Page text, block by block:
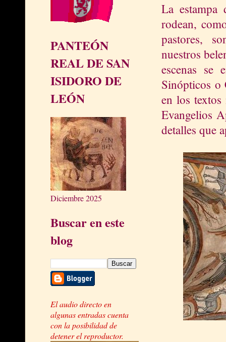
PANTEÓN
REAL DE SAN
ISIDORO DE
LEÓN
Diciembre 2025
Buscar en este
blog
El audio directo en
algunas entradas cuenta
con la posibilidad de
detener el reproductor.
La estampa
rodean,
pastores,
nuestros
escenas se
Sinópticos o
en los
Evangelios
detalles que